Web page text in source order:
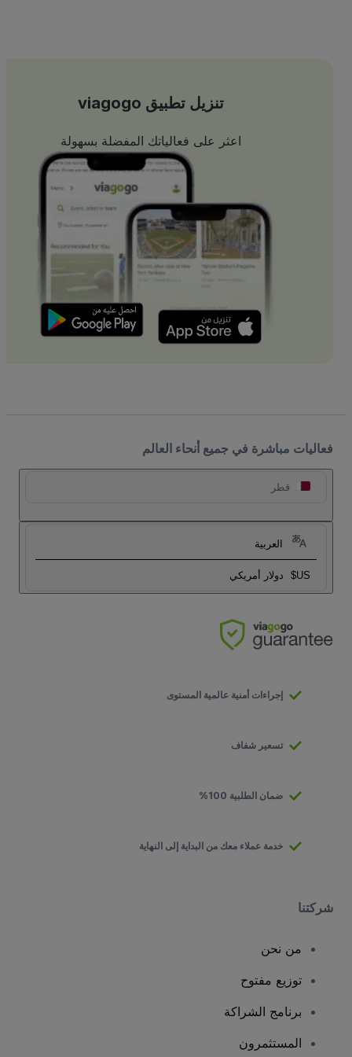
تنزيل تطبيق viagogo
اعثر على فعالياتك المفضلة بسهولة
فعاليات مباشرة في جميع أنحاء العالم
قطر
العربية
US$ دولار أمريكي
إجراءات أمنية عالمية المستوى
تسعير شفاف
ضمان الطلبية 100%
خدمة عملاء معك من البداية إلى النهاية
شركتنا
من نحن
توزيع مفتوح
برنامج الشراكة
المستثمرون